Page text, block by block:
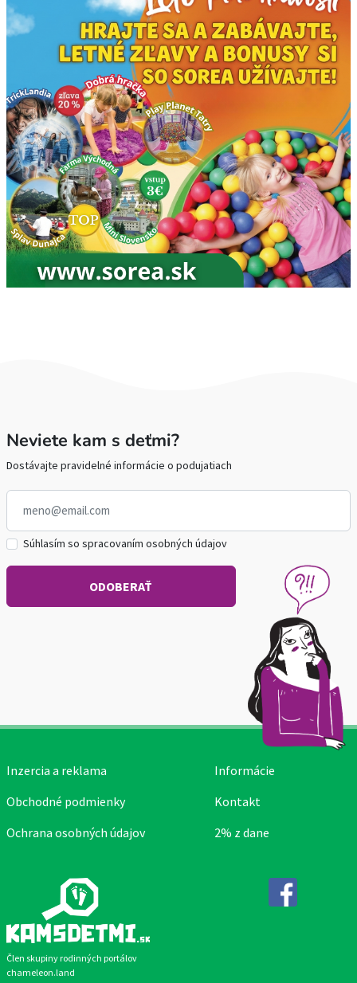
Neviete kam s deťmi?
Dostávajte pravidelné informácie o podujatiach
Súhlasím so spracovaním osobných údajov
Člen skupiny rodinných portálov
chameleon.land
Inzercia a reklama
Obchodné podmienky
Ochrana osobných údajov
Informácie
Kontakt
2% z dane